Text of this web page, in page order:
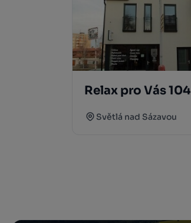
Relax pro Vás 104
Světlá nad Sázavou